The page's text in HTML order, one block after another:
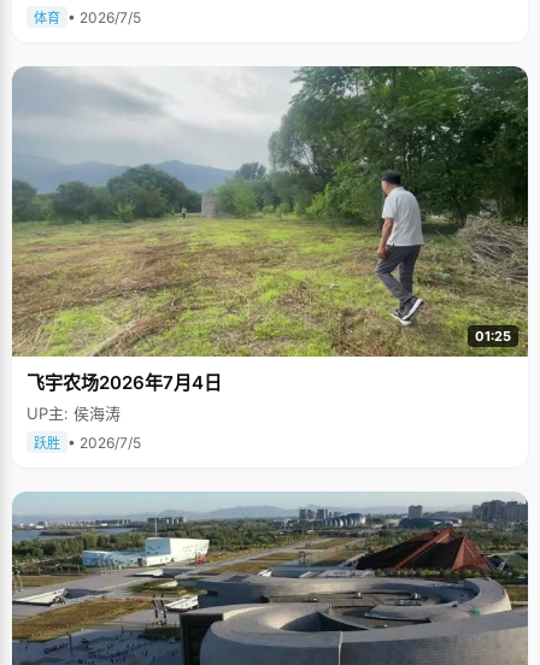
体育 • 2026/7/5
01:25
飞宇农场2026年7月4日
UP主: 侯海涛
跃胜 • 2026/7/5